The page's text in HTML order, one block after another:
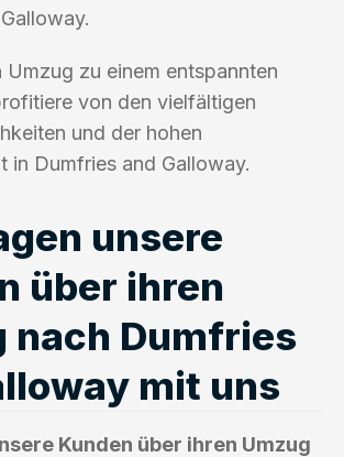
Umzug zu einem entspannten
von den vielfältigen
und der hohen
in Dumfries and Galloway.
unsere
über ihren
nach Dumfries
mit uns
Kunden über ihren Umzug